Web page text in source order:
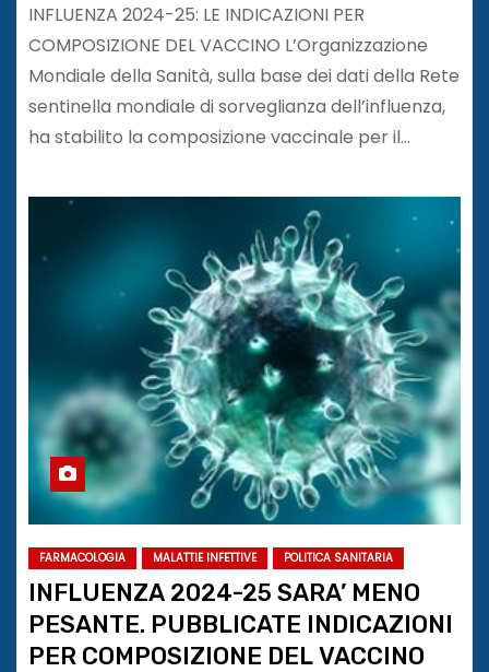
INFLUENZA 2024-25: LE INDICAZIONI PER
COMPOSIZIONE DEL VACCINO L’Organizzazione
Mondiale della Sanità, sulla base dei dati della Rete
sentinella mondiale di sorveglianza dell’influenza,
ha stabilito la composizione vaccinale per il…
FARMACOLOGIA MALATTIE INFETTIVE POLITICA SANITARIA
INFLUENZA 2024-25 SARA’ MENO
PESANTE. PUBBLICATE INDICAZIONI
PER COMPOSIZIONE DEL VACCINO